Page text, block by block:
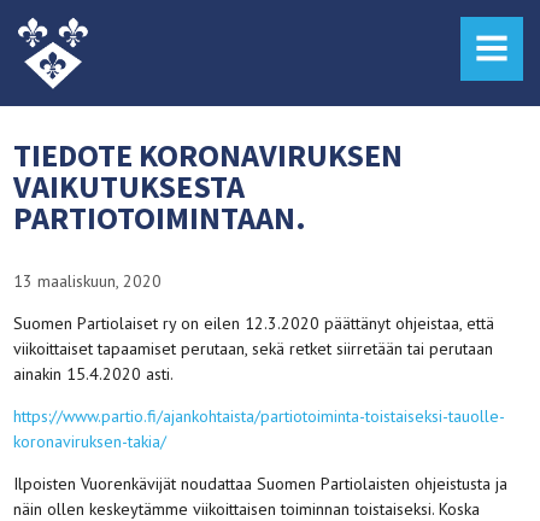
MENU
TIEDOTE KORONAVIRUKSEN
VAIKUTUKSESTA
PARTIOTOIMINTAAN.
13 maaliskuun, 2020
Suomen Partiolaiset ry on eilen 12.3.2020 päättänyt ohjeistaa, että
viikoittaiset tapaamiset perutaan, sekä retket siirretään tai perutaan
ainakin 15.4.2020 asti.
https://www.partio.fi/ajankohtaista/partiotoiminta-toistaiseksi-tauolle-
koronaviruksen-takia/
Ilpoisten Vuorenkävijät noudattaa Suomen Partiolaisten ohjeistusta ja
näin ollen keskeytämme viikoittaisen toiminnan toistaiseksi. Koska